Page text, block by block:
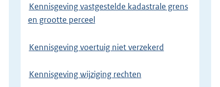
Kennisgeving vastgestelde kadastrale grens
en grootte perceel
Kennisgeving voertuig niet verzekerd
Kennisgeving wijziging rechten